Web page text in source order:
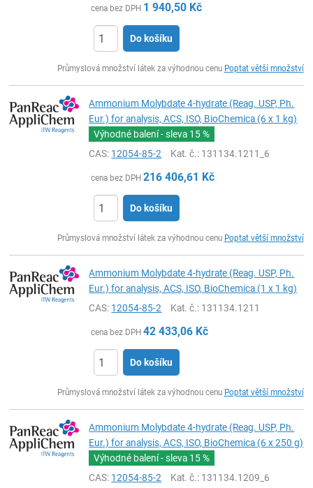
cena bez DPH 1 940,50 Kč
Do košíku
Průmyslová množství látek za výhodnou cenu Poptat větší množství
Ammonium Molybdate 4-hydrate (Reag. USP, Ph.
Eur.) for analysis, ACS, ISO, BioChemica (6 x 1 kg)
Výhodné balení - sleva 15 %
CAS: 12054-85-2 Kat. č.: 131134.1211_6
cena bez DPH 216 406,61 Kč
Do košíku
Průmyslová množství látek za výhodnou cenu Poptat větší množství
Ammonium Molybdate 4-hydrate (Reag. USP, Ph.
Eur.) for analysis, ACS, ISO, BioChemica (1 x 1 kg)
CAS: 12054-85-2 Kat. č.: 131134.1211
cena bez DPH 42 433,06 Kč
Do košíku
Průmyslová množství látek za výhodnou cenu Poptat větší množství
Ammonium Molybdate 4-hydrate (Reag. USP, Ph.
Eur.) for analysis, ACS, ISO, BioChemica (6 x 250 g)
Výhodné balení - sleva 15 %
CAS: 12054-85-2 Kat. č.: 131134.1209_6